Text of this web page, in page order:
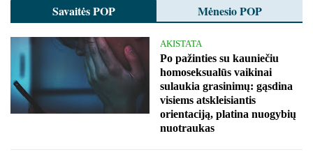
Savaitės POP Mėnesio POP
AKISTATA
Po pažinties su kauniečiu
homoseksualūs vaikinai
sulaukia grasinimų: gąsdina
visiems atskleisiantis
orientaciją, platina nuogybių
nuotraukas